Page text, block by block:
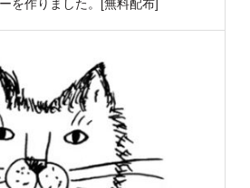
を作りました。[無料配布]